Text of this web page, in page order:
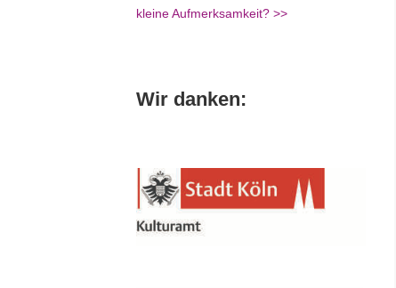
kleine Aufmerksamkeit? >>
Wir danken: